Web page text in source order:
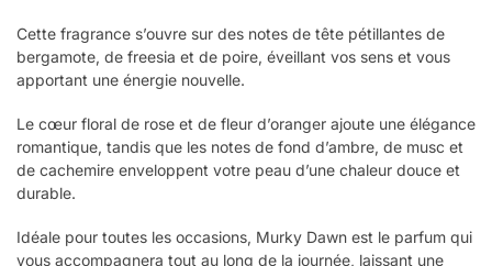
Cette fragrance s’ouvre sur des notes de tête pétillantes de
bergamote, de freesia et de poire, éveillant vos sens et vous
apportant une énergie nouvelle.
Le cœur floral de rose et de fleur d’oranger ajoute une élégance
romantique, tandis que les notes de fond d’ambre, de musc et
de cachemire enveloppent votre peau d’une chaleur douce et
durable.
Idéale pour toutes les occasions, Murky Dawn est le parfum qui
vous accompagnera tout au long de la journée, laissant une